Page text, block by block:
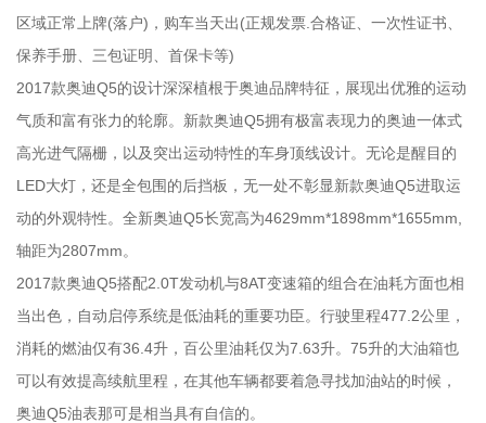
区域正常上牌(落户)，购车当天出(正规发票.合格证、一次性证书、
保养手册、三包证明、首保卡等)
2017款奥迪Q5的设计深深植根于奥迪品牌特征，展现出优雅的运动
气质和富有张力的轮廓。新款奥迪Q5拥有极富表现力的奥迪一体式
高光进气隔栅，以及突出运动特性的车身顶线设计。无论是醒目的
LED大灯，还是全包围的后挡板，无一处不彰显新款奥迪Q5进取运
动的外观特性。全新奥迪Q5长宽高为4629mm*1898mm*1655mm,
轴距为2807mm。
2017款奥迪Q5搭配2.0T发动机与8AT变速箱的组合在油耗方面也相
当出色，自动启停系统是低油耗的重要功臣。行驶里程477.2公里，
消耗的燃油仅有36.4升，百公里油耗仅为7.63升。75升的大油箱也
可以有效提高续航里程，在其他车辆都要着急寻找加油站的时候，
奥迪Q5油表那可是相当具有自信的。